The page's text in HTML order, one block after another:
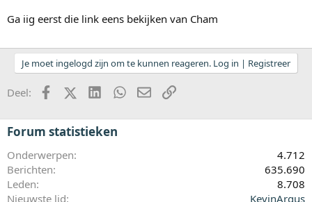
Ga iig eerst die link eens bekijken van Cham
Je moet ingelogd zijn om te kunnen reageren. Log in | Registreer
Deel: FacebookX (Twitter)LinkedInWhatsApp
E-mailkoppeling
Forum statistieken
Onderwerpen
4.712
Berichten
635.690
Leden
8.708
Nieuwste lid
KevinArgus